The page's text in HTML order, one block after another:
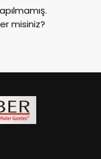
misiniz?